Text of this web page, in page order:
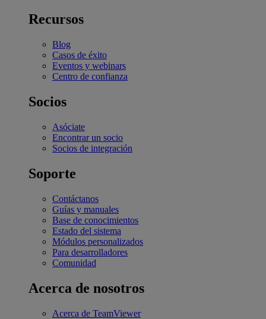
Recursos
Blog
Casos de éxito
Eventos y webinars
Centro de confianza
Socios
Asóciate
Encontrar un socio
Socios de integración
Soporte
Contáctanos
Guías y manuales
Base de conocimientos
Estado del sistema
Módulos personalizados
Para desarrolladores
Comunidad
Acerca de nosotros
Acerca de TeamViewer